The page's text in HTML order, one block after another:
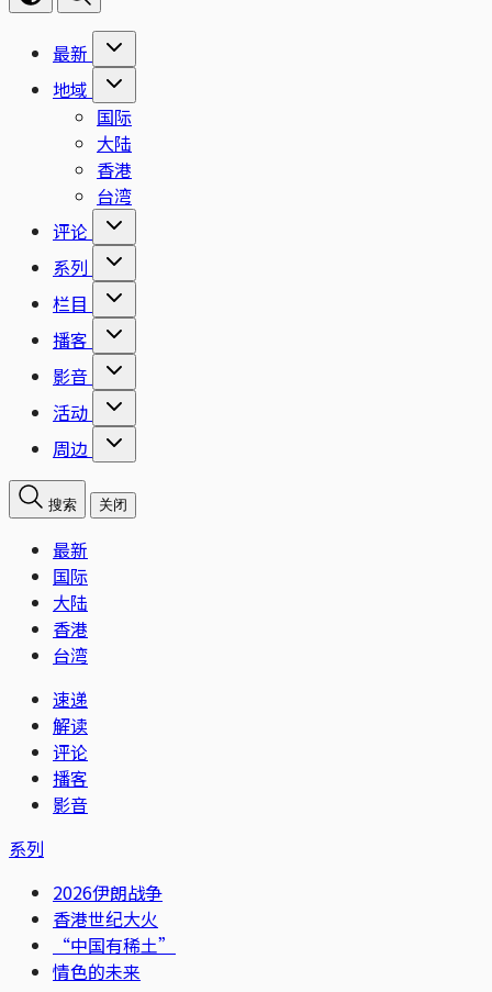
最新
地域
国际
大陆
香港
台湾
评论
系列
栏目
播客
影音
活动
周边
搜索 关闭
最新
国际
大陆
香港
台湾
速递
解读
评论
播客
影音
系列
2026伊朗战争
香港世纪大火
“中国有稀土”
情色的未来